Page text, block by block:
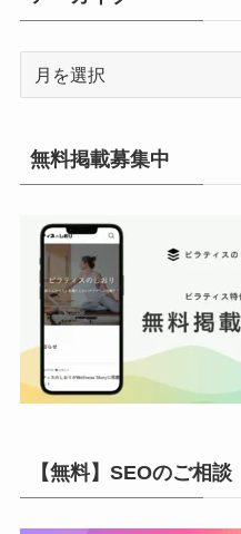
ー
イ
ブ
無料掲載募集中
【無料】SEOのご相談